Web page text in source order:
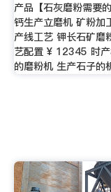
产品【石灰磨粉需要
钙生产立磨机 矿粉加
产线工艺 钾长石矿磨
艺配置 ¥ 12345 时
的磨粉机 生产石子的